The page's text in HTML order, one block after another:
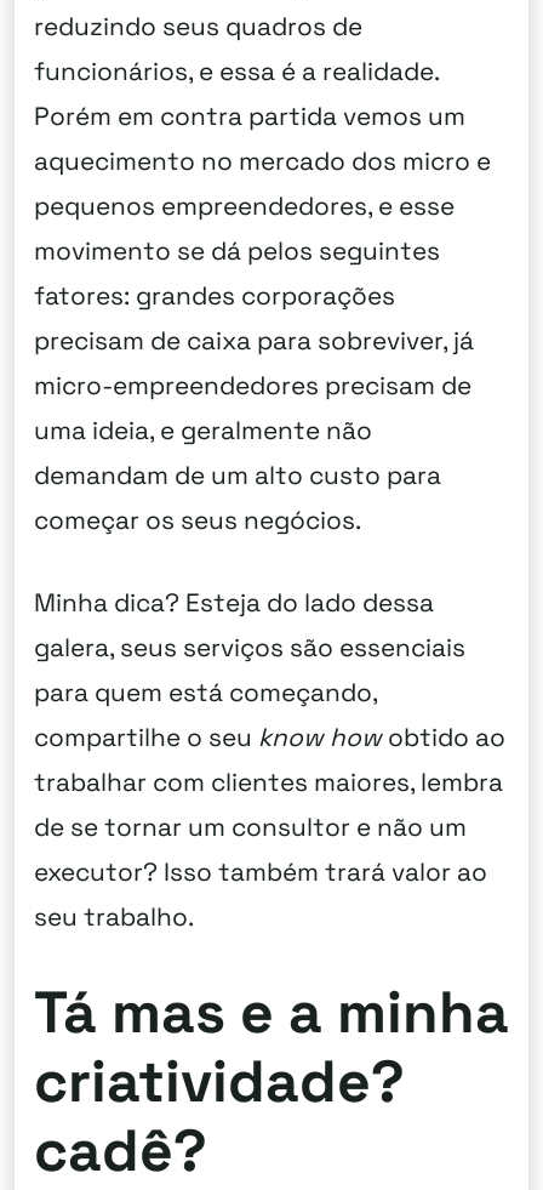
reduzindo seus quadros de
funcionários, e essa é a realidade.
Porém em contra partida vemos um
aquecimento no mercado dos micro e
pequenos empreendedores, e esse
movimento se dá pelos seguintes
fatores: grandes corporações
precisam de caixa para sobreviver, já
micro-empreendedores precisam de
uma ideia, e geralmente não
demandam de um alto custo para
começar os seus negócios.
Minha dica? Esteja do lado dessa
galera, seus serviços são essenciais
para quem está começando,
compartilhe o seu know howobtido ao
trabalhar com clientes maiores, lembra
de se tornar um consultor e não um
executor? Isso também trará valor ao
seu trabalho.
Tá mas e a minha
criatividade?
cadê?